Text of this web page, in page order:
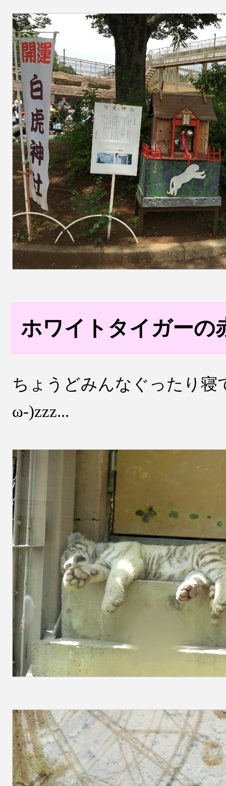
ホワイトタイガーの
ちょうどみんなぐったり寝
ω-)zzz...